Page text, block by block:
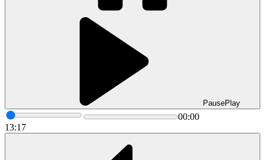
PausePlay
00:00
13:17